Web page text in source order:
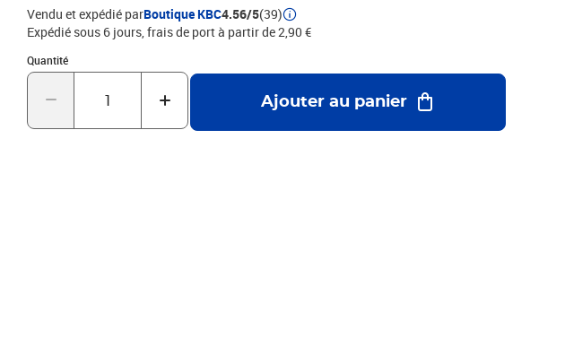
Vendu et expédié parBoutique KBC4.56/5(39)
Expédié sous 6 jours, frais de port à partir de 2,90 €
Quantité
Quantité : 1
Ajouter au panier